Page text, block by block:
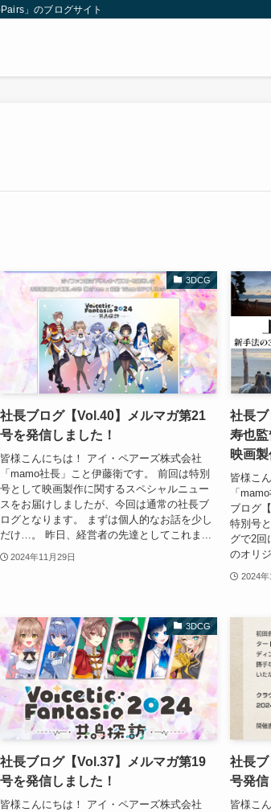
」のブログサイト
3DCG
社長ブログ【Vol.40】メルマガ第21
号を発信しました！
皆様こんにちは！ アイ・ペアーズ株式会社
「mamo社長」こと伊藤衛です。 前回は特別
号として映画製作に関するスペシャルニュー
スをお届けしましたが、今回は通常の社長ブ
ログとなります。 まずは個人的なお話を少し
だけ…。 昨日、経営者の先達としてこれま...
2024年11月29日
社長
寿也
映画
皆様こ
「
ブログ
特別号
グで2回
のオリ
2024年
3DCG
社長ブログ【Vol.37】メルマガ第19
号を発信しました！
皆様こんにちは！ アイ・ペアーズ株式会社
社長
号発信
皆様こ